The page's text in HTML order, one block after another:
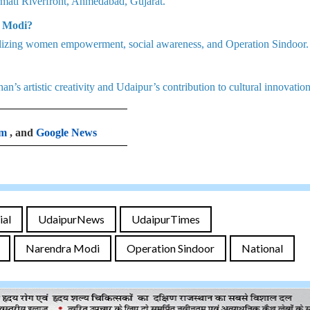
Modi?
women empowerment, social awareness, and Operation Sindoor.
artistic creativity and Udaipur’s contribution to cultural
, and Google News
UdaipurNews UdaipurTimes
Narendra Modi Operation Sindoor National